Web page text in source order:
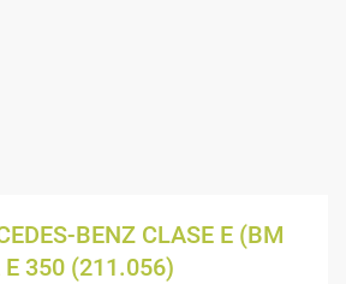
BENZ CLASE E (BM
350 (211.056)